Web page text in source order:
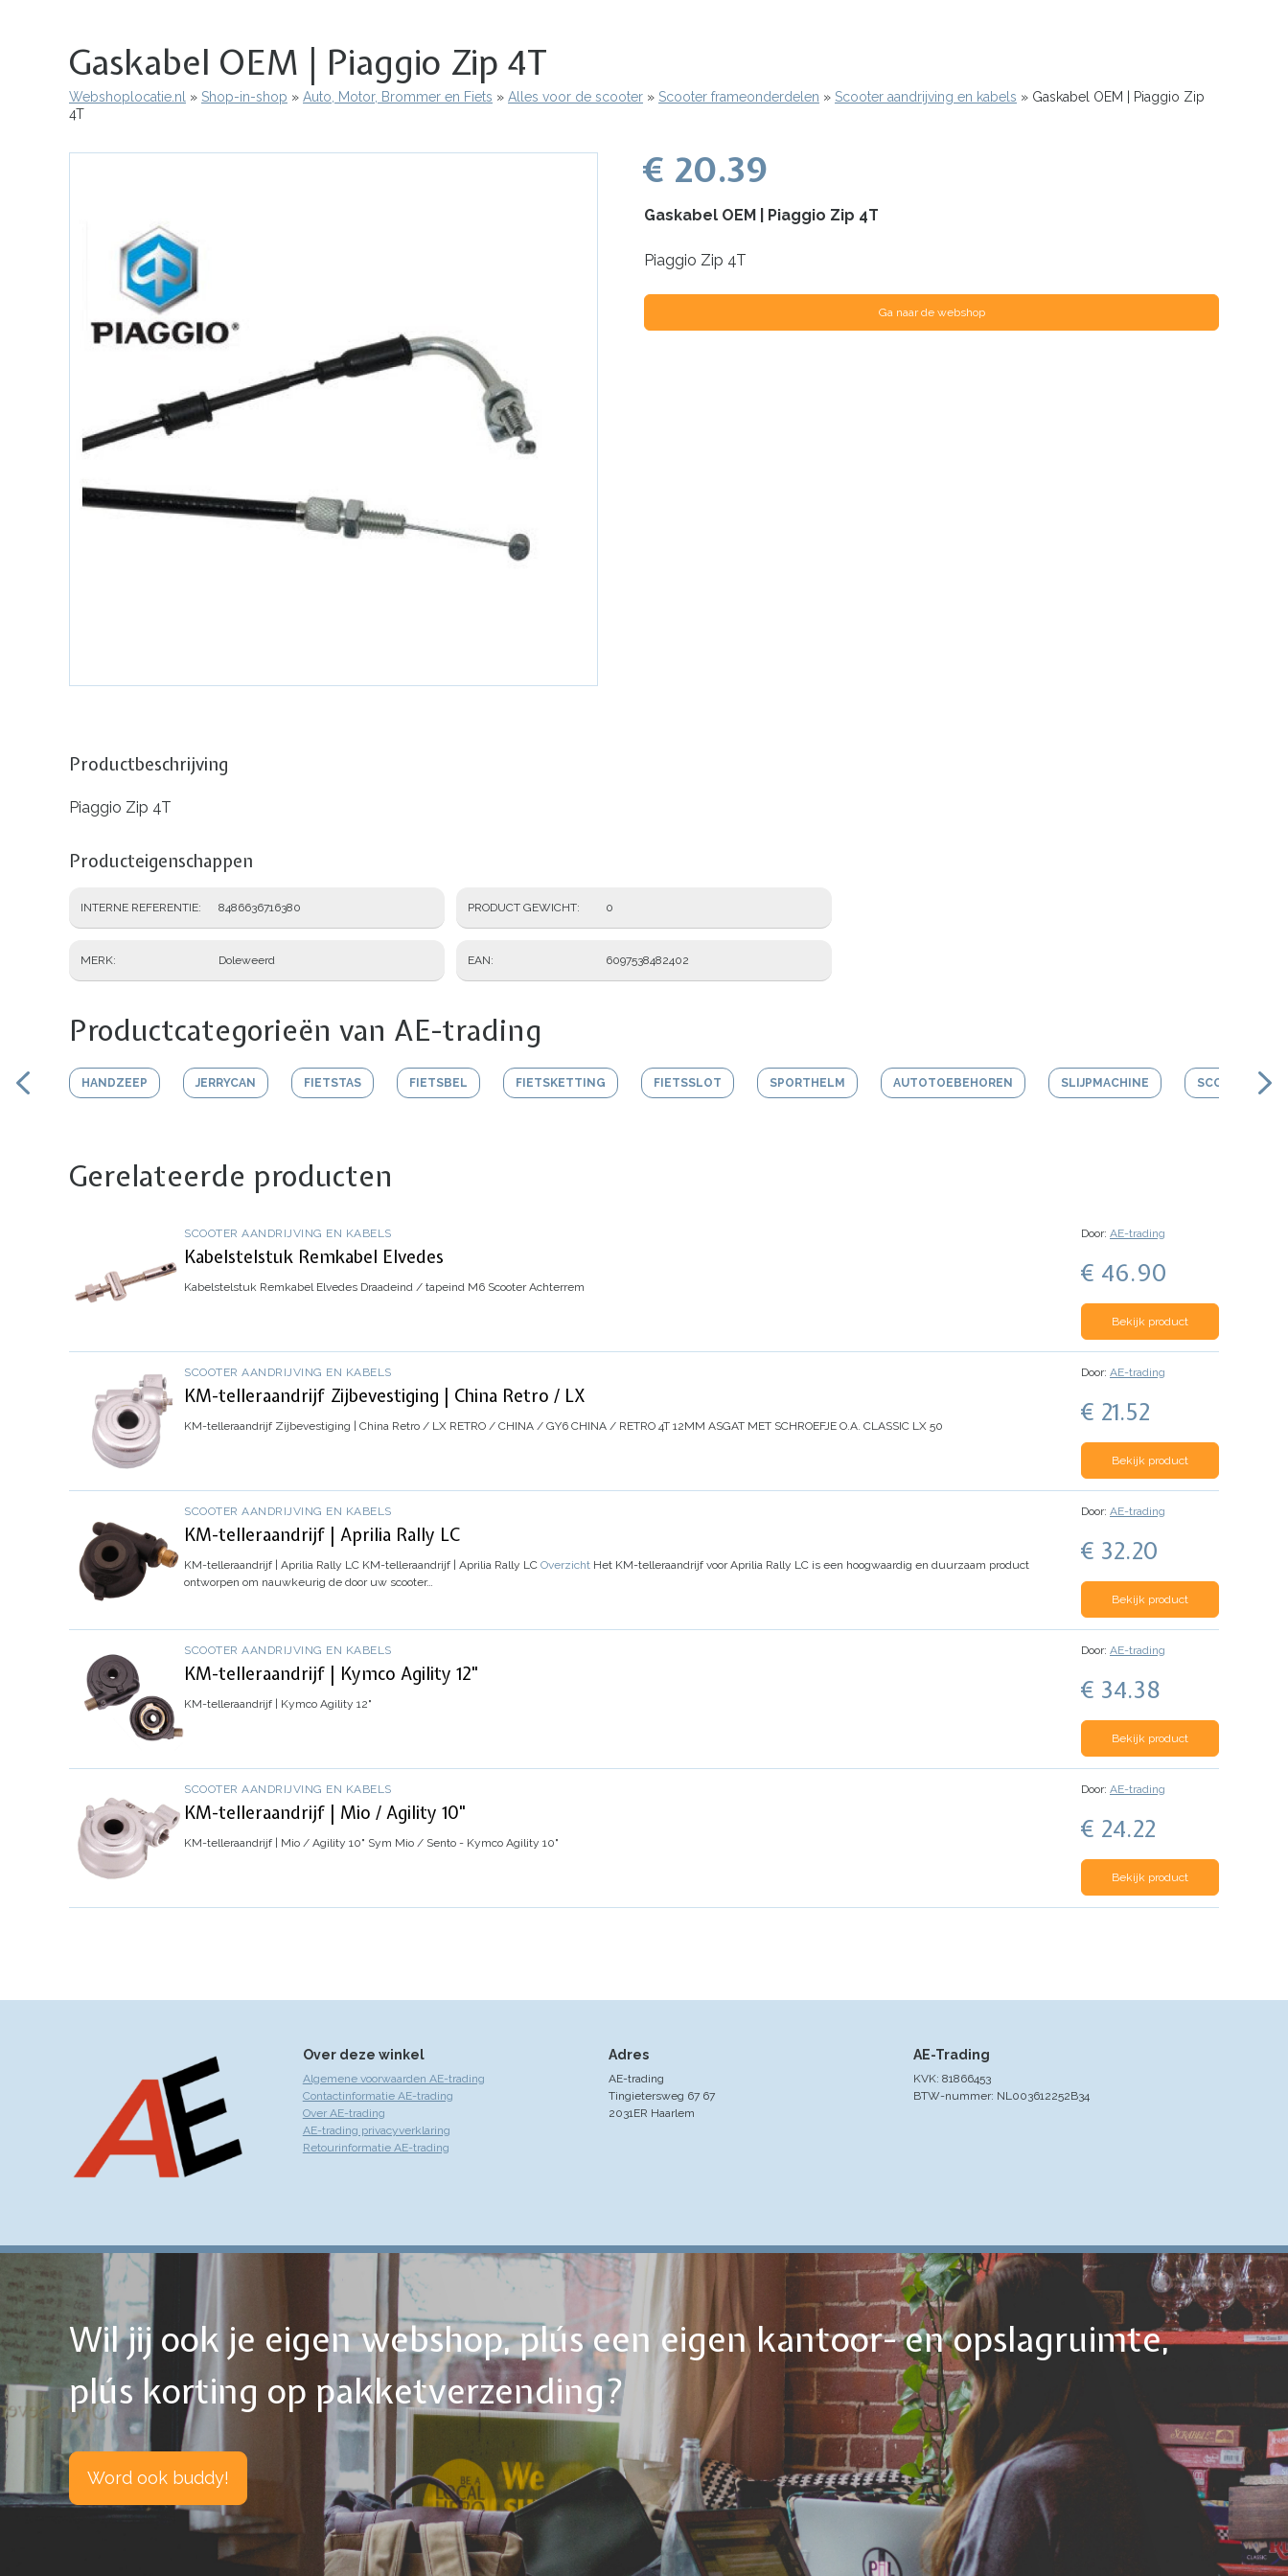
Gaskabel OEM | Piaggio Zip 4T
Kruimelpad
Webshoplocatie.nl Shop-in-shop Auto, Motor, Brommer en Fiets Alles voor de scooter Scooter frameonderdelen Scooter aandrijving en kabels
Gaskabel OEM | Piaggio Zip
4T
€ 20.39
Gaskabel OEM | Piaggio Zip 4T
Piaggio Zip 4T
Ga naar de webshop
Productbeschrijving
Piaggio Zip 4T
Producteigenschappen
INTERNE REFERENTIE 8486636716380
MERK Doleweerd
PRODUCT GEWICHT 0
EAN 6097538482402
Productcategorieën van AE-trading
HANDZEEP JERRYCAN FIETSTAS FIETSBEL FIETSKETTING FIETSSLOT SPORTHELM AUTOTOEBEHOREN SLIJPMACHINE SCOOTER
Gerelateerde producten
SCOOTER AANDRIJVING EN KABELS
Kabelstelstuk Remkabel Elvedes
Kabelstelstuk Remkabel Elvedes Draadeind / tapeind M6 Scooter Achterrem
Door: AE-trading
€ 46.90
Bekijk product
SCOOTER AANDRIJVING EN KABELS
KM-telleraandrijf Zijbevestiging | China Retro / LX
KM-telleraandrijf Zijbevestiging | China Retro / LX RETRO / CHINA / GY6 CHINA / RETRO 4T 12MM ASGAT MET SCHROEFJE O.A. CLASSIC LX 50
Door: AE-trading
€ 21.52
Bekijk product
SCOOTER AANDRIJVING EN KABELS
KM-telleraandrijf | Aprilia Rally LC
KM-telleraandrijf | Aprilia Rally LC KM-telleraandrijf | Aprilia Rally LC Overzicht Het KM-telleraandrijf voor Aprilia Rally LC is een hoogwaardig en duurzaam product
ontworpen om nauwkeurig de door uw scooter…
Door: AE-trading
€ 32.20
Bekijk product
SCOOTER AANDRIJVING EN KABELS
KM-telleraandrijf | Kymco Agility 12"
KM-telleraandrijf | Kymco Agility 12"
Door: AE-trading
€ 34.38
Bekijk product
SCOOTER AANDRIJVING EN KABELS
KM-telleraandrijf | Mio / Agility 10"
KM-telleraandrijf | Mio / Agility 10" Sym Mio / Sento - Kymco Agility 10"
Door: AE-trading
€ 24.22
Bekijk product
Over deze winkel
Algemene voorwaarden AE-trading
Contactinformatie AE-trading
Over AE-trading
AE-trading privacyverklaring
Retourinformatie AE-trading
Adres
AE-trading
Tingietersweg 67 67
2031ER Haarlem
AE-Trading
KVK: 81866453
BTW-nummer: NL003612252B34
Wil jij ook je eigen webshop, plús een eigen kantoor- en opslagruimte,
plús korting op pakketverzending?
Word ook buddy!